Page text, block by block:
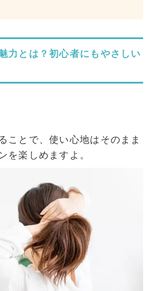
力とは？初心者にもやさしい
ことで、使い心地はそのまま
を楽しめますよ。